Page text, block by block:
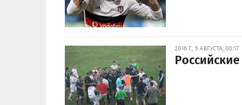
2016 Г., 5 АВГУСТА, 00:17